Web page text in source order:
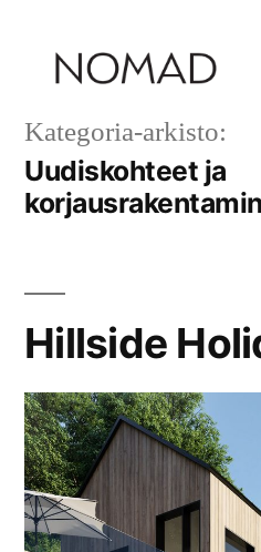
Kategoria-arkisto:
Uudiskohteet ja
Hillside